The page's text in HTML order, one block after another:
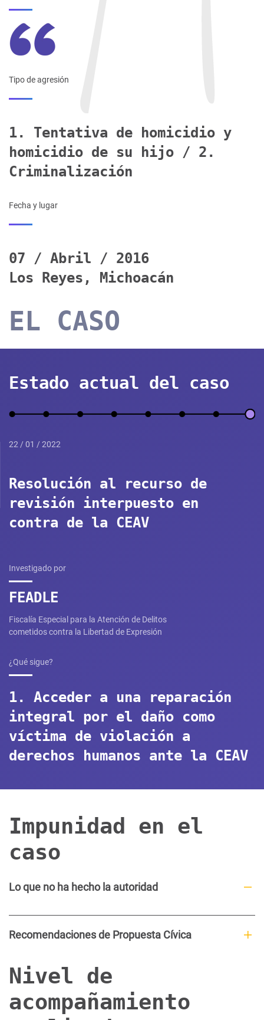
Tipo de agresión
1. Tentativa de homicidio y
homicidio de su hijo / 2.
Criminalización
Fecha y lugar
07 / Abril / 2016
Los Reyes, Michoacán
EL CASO
Estado actual del caso
22 / 01 / 2022
Resolución al recurso de
revisión interpuesto en
contra de la CEAV
Investigado por
FEADLE
Fiscalía Especial para la Atención de Delitos
cometidos contra la Libertad de Expresión
¿Qué sigue?
1. Acceder a una reparación
integral por el daño como
víctima de violación a
derechos humanos ante la CEAV
Impunidad en el
caso
Lo que no ha hecho la autoridad
Recomendaciones de Propuesta Cívica
Nivel de
acompañamiento